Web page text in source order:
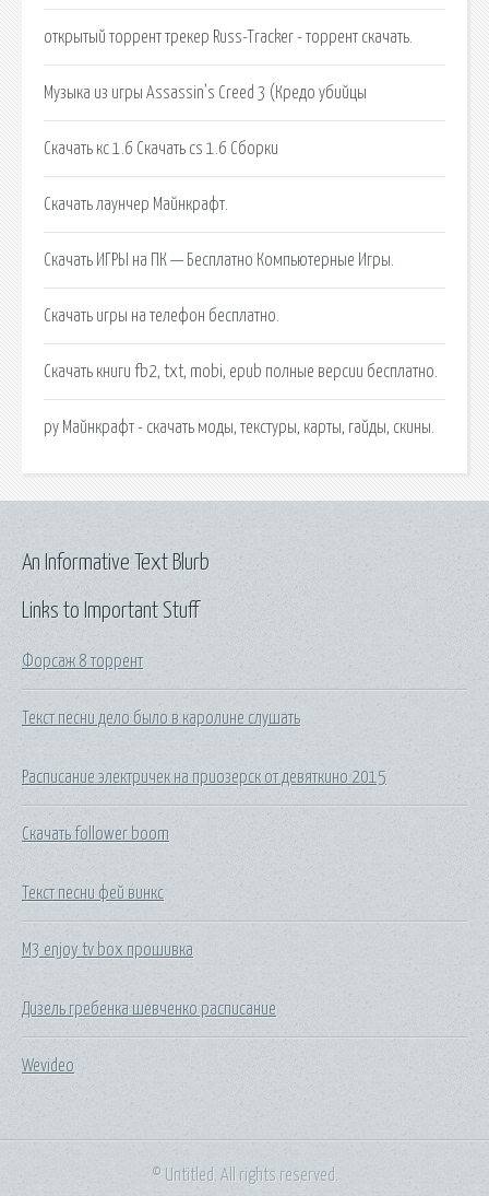
открытый торрент трекер Russ-Tracker - торрент скачать.
Музыка из игры Assassin’s Creed 3 (Кредо убийцы
Скачать кс 1.6 Скачать cs 1.6 Сборки
Скачать лаунчер Майнкрафт.
Скачать ИГРЫ на ПК — Бесплатно Компьютерные Игры.
Скачать игры на телефон бесплатно.
Скачать книги fb2, txt, mobi, epub полные версии бесплатно.
ру Майнкрафт - скачать моды, текстуры, карты, гайды, скины.
Links to Important Stuff
Форсаж 8 торрент
Текст песни дело было в каролине слушать
Расписание электричек на приозерск от девяткино 2015
Скачать follower boom
Текст песни фей винкс
M3 enjoy tv box прошивка
Дизель гребенка шевченко расписание
Wevideo
An Informative Text Blurb
© Untitled. All rights reserved.